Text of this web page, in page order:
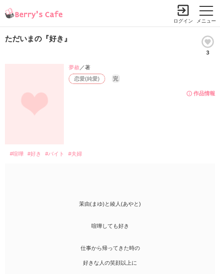
メニュー
ログイン
ただいまの『好き』
3
作品情報
恋愛(純愛) 完
夢赦 ／著
#喧嘩 #好き #バイト #夫婦
茉由(まゆ)と綾人(あやと)
喧嘩しても好き
仕事から帰ってきた時の
好きな人の笑顔以上に